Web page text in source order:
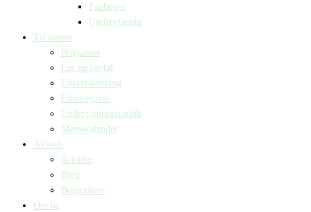
Fagbøger
Undervisning
Til lærere
Bogkasser
Lix og let-tal
Universlæsning
Elevopgaver
Undervisningsforløb
Messekalender
Aktuelt
Artikler
Blog
Bogtrailere
Om os